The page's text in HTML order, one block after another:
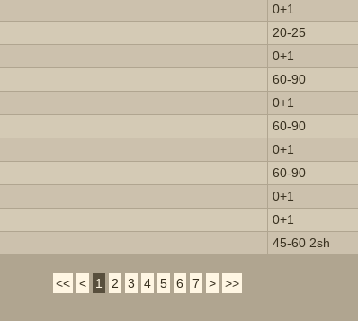
0+1
20-25
0+1
60-90
0+1
60-90
0+1
60-90
0+1
0+1
45-60 2sh
<< < 1 2 3 4 5 6 7 > >>